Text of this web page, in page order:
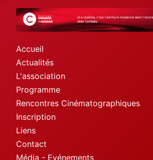
Accueil
Actualités
L'association
Programme
Rencontres Cinématographiques
Inscription
Liens
Contact
Média - Evénements